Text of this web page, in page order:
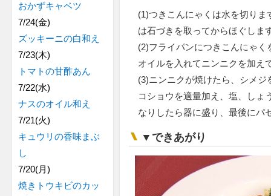
(1)つきこんにゃくは水を切り
は石づきを取ってからほぐしま
(2)フライパンにつきこんにゃ
オイルを入れてニンニクを加え
(3)ニンニクが焼けたら、シメ
コショウを適量加え、塩、しょ
なりしたら器に盛り、最後にパ
▼できあがり
おかずキャベツ
7/24(金)
ズッキーニの白和え
7/23(木)
トマトの甘酢あん
7/22(水)
ナスのオイル和え
7/21(火)
キュウリの香味まぶ
し
7/20(月)
焼きトウキビのカッ